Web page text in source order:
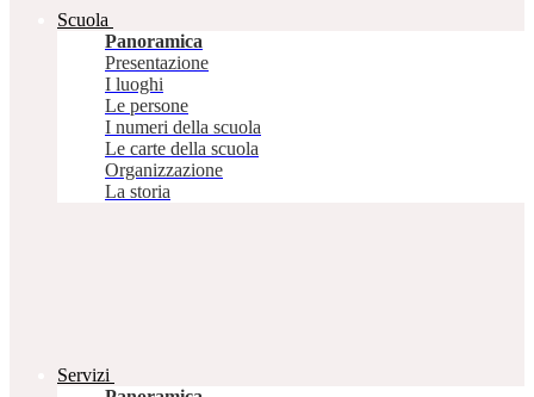
Scuola
Panoramica
Presentazione
I luoghi
Le persone
I numeri della scuola
Le carte della scuola
Organizzazione
La storia
Servizi